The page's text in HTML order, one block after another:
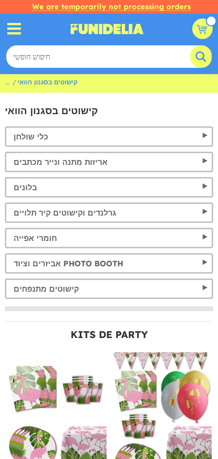
We are temporarily not processing orders
... קישוטים בסגנון הוואי
קישוטים בסגנון הוואי
כלי שולחן
אריזות מתנה ונייר מכתבים
בלונים
גרלנדים וקישוטים קיר תלויים
חומרי אפייה
אביזרים וציוד PHOTO BOOTH
קישוטים מתנפחים
KITS DE PARTY